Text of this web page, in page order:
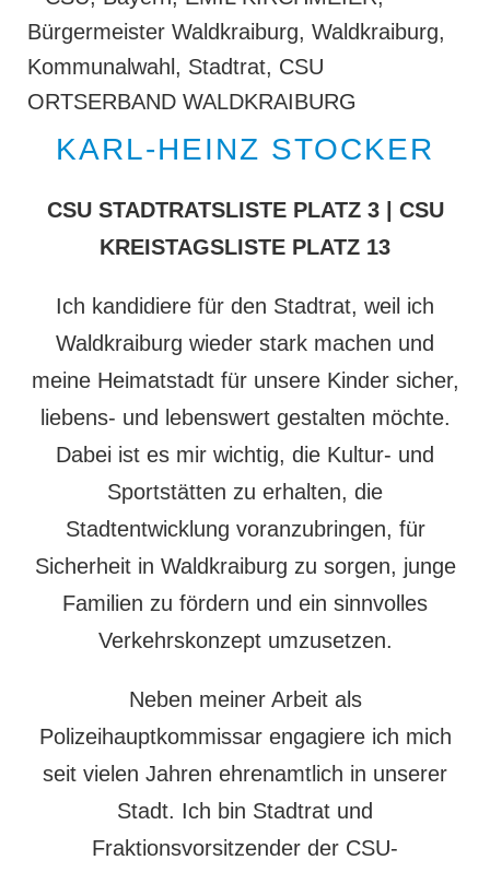
KARL-HEINZ STOCKER
CSU STADTRATSLISTE PLATZ 3 | CSU
KREISTAGSLISTE PLATZ 13
Ich kandidiere für den Stadtrat, weil ich
Waldkraiburg wieder stark machen und
meine Heimatstadt für unsere Kinder sicher,
liebens- und lebenswert gestalten möchte.
Dabei ist es mir wichtig, die Kultur- und
Sportstätten zu erhalten, die
Stadtentwicklung voranzubringen, für
Sicherheit in Waldkraiburg zu sorgen, junge
Familien zu fördern und ein sinnvolles
Verkehrskonzept umzusetzen.
Neben meiner Arbeit als
Polizeihauptkommissar engagiere ich mich
seit vielen Jahren ehrenamtlich in unserer
Stadt. Ich bin Stadtrat und
Fraktionsvorsitzender der CSU-